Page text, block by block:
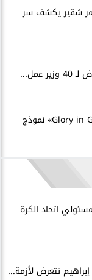
شقير يكشف سر
عمل...
سامر شقير: بطولة «Glory in Giza» نموذج
اتحاد الكرة